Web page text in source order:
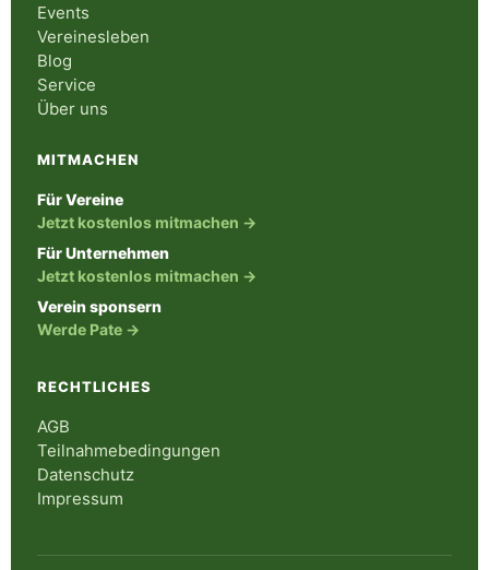
Events
Vereinesleben
Blog
Service
Über uns
MITMACHEN
Für Vereine
Jetzt kostenlos mitmachen →
Für Unternehmen
Jetzt kostenlos mitmachen →
Verein sponsern
Werde Pate →
RECHTLICHES
AGB
Teilnahmebedingungen
Datenschutz
Impressum